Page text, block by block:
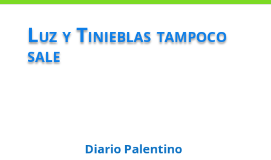
Luz y Tinieblas tampoco
sale
Diario Palentino